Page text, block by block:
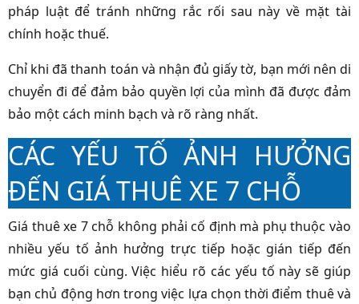
pháp luật để tránh những rắc rối sau này về mặt tài
chính hoặc thuế.
Chỉ khi đã thanh toán và nhận đủ giấy tờ, bạn mới nên di
chuyển đi để đảm bảo quyền lợi của mình đã được đảm
bảo một cách minh bạch và rõ ràng nhất.
CÁC YẾU TỐ ẢNH HƯỞNG
ĐẾN GIÁ THUÊ XE 7 CHỖ
Giá thuê xe 7 chỗ không phải cố định mà phụ thuộc vào
nhiều yếu tố ảnh hưởng trực tiếp hoặc gián tiếp đến
mức giá cuối cùng. Việc hiểu rõ các yếu tố này sẽ giúp
bạn chủ động hơn trong việc lựa chọn thời điểm thuê và